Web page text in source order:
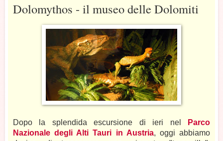
Dolomythos - il museo delle Dolomiti
Dopo la splendida escursione di ieri nel
Parco
Nazionale degli Alti Tauri in Austria, oggi abbiamo